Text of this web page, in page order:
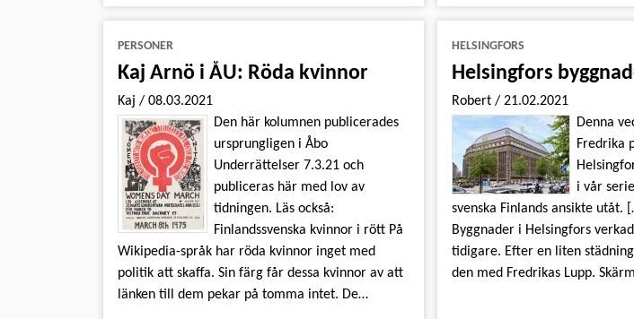
PERSONER
Kaj Arnö i ÅU: Röda kvinnor
Kaj/08.03.2021
Den här kolumnen publicerades
ursprungligen i Åbo
Underrättelser 7.3.21 och
publiceras här med lov av
tidningen. Läs också:
Finlandssvenska kvinnor i rött På
Wikipedia-språk har röda kvinnor inget med
politik att skaffa. Sin färg får dessa kvinnor av att
länken till dem pekar på tomma intet. De…
HELSINGFORS
Helsingfors
Robert / 21.02.2021
Denna
Fredrika
i vår
svenska Finlands ansikte utåt.
Byggnader i Helsingfors
tidigare. Efter en liten
den med Fredrikas Lupp.